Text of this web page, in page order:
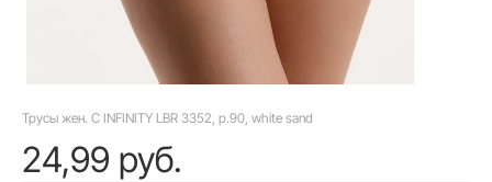
Трусы жен. C INFINITY LBR 3352, р.90, white sand
24,99 руб.